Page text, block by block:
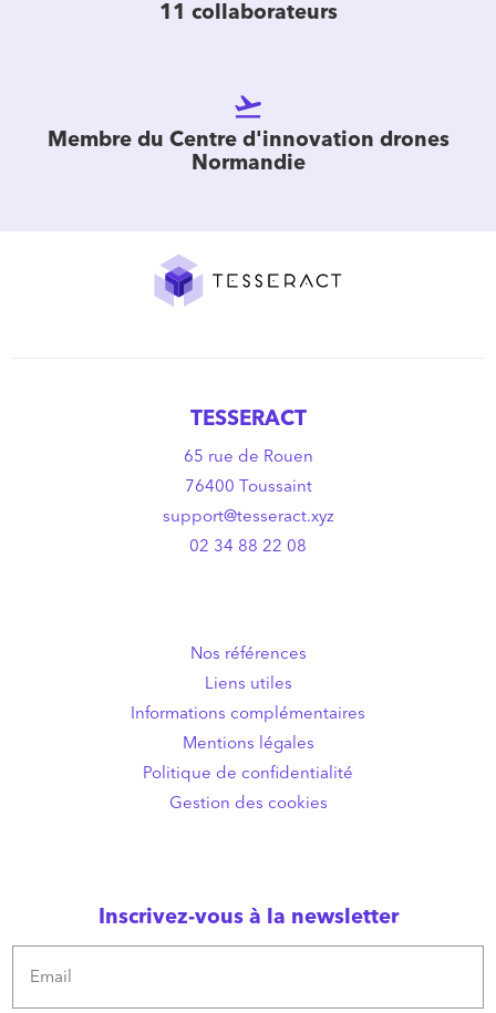
11 collaborateurs
flight_takeoff
Membre du Centre d'innovation drones
Normandie
TESSERACT
65 rue de Rouen
76400 Toussaint
support@tesseract.xyz
02 34 88 22 08
Nos références
Liens utiles
Informations complémentaires
Mentions légales
Politique de confidentialité
Gestion des cookies
Inscrivez-vous à la newsletter
Email